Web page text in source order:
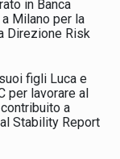
in Banca
Milano per la
Direzione Risk
figli Luca e
per lavorare al
a
Stability Report